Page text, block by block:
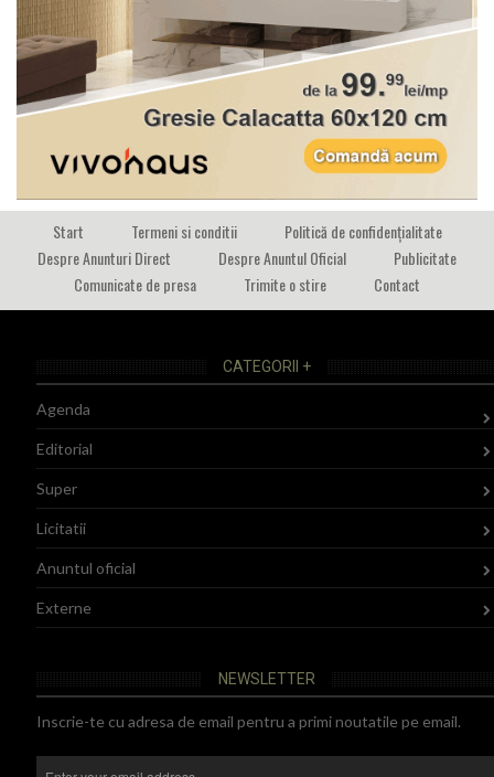
Start Termeni si conditii
Politică de confidențialitate
Despre Anunturi Direct
Despre Anuntul Oficial
Publicitate
Comunicate de presa
Trimite o stire Contact
CATEGORII +
Agenda
Editorial
Super
Licitatii
Anuntul oficial
Externe
NEWSLETTER
Inscrie-te cu adresa de email pentru a primi noutatile pe email.